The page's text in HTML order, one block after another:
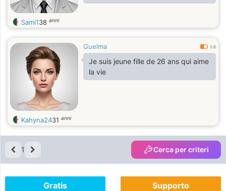
Sami138 anni
Guelma 0.6
Je suis jeune fille de 26 ans qui aime
la vie
Kahyna2431 anni
1 Cerca per criteri
Gratis Supporto